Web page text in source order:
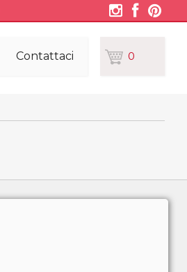
Contattaci 0